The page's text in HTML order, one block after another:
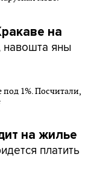
на
навошта яны
на жилье
платить